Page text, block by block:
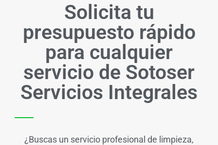
Solicita tu
presupuesto rápido
para cualquier
servicio de Sotoser
Servicios Integrales
¿Buscas un servicio profesional de limpieza,